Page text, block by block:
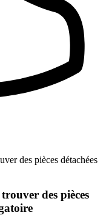
des pièces détachées
des pièces